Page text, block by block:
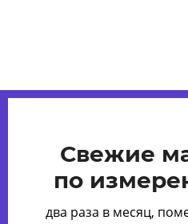
Свежие
по
два раза в месяц,